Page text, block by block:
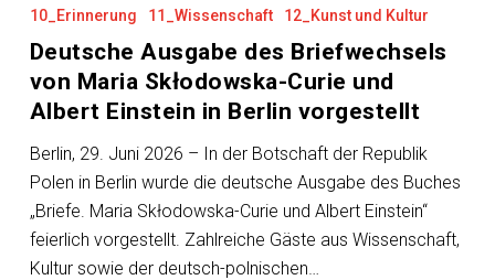
Briefwechsels
von
Maria
Skłodowska-
Curie
und
Albert
Einstein
10_Erinnerung 11_Wissenschaft 12_Kunst und Kultur
Deutsche Ausgabe des Briefwechsels
von Maria Skłodowska-Curie und
Albert Einstein in Berlin vorgestellt
Berlin, 29. Juni 2026 – In der Botschaft der Republik
Polen in Berlin wurde die deutsche Ausgabe des Buches
„Briefe. Maria Skłodowska-Curie und Albert Einstein“
feierlich vorgestellt. Zahlreiche Gäste aus Wissenschaft,
Kultur sowie der deutsch-polnischen…